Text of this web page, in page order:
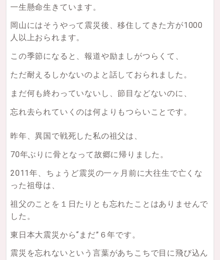
一生懸命生きています。
岡山にはそうやって震災後、移住してきた方が1000
人以上おられます。
この季節になると、報道や励ましがつらくて、
ただ耐えるしかないのよと話しておられました。
まだ何も終わっていないし、節目などないのに、
忘れ去られていくのは何よりもつらいことです。
昨年、異国で戦死した私の祖父は、
70年ぶりに骨となって故郷に帰りました。
2011年、ちょうど震災の一ヶ月前に大往生で亡くな
った祖母は、
祖父のことを１日たりとも忘れたことはありませんで
した。
東日本大震災から“まだ”６年です。
震災を忘れないという言葉があちこちで目に飛び込ん